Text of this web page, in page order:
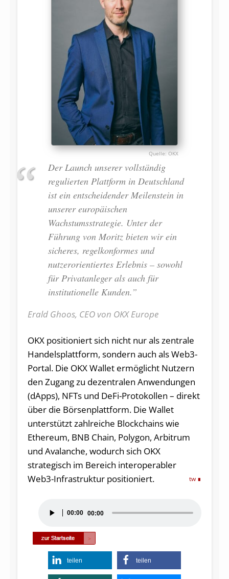
OKX
Der Launch unserer vollständig
regulierten Plattform in Deutschland
ist ein entscheidender Meilenstein in
unserer europäischen
Wachstumsstrategie. Unter der
Führung von Moritz bieten wir ein
sicheres, regelkonformes und
nutzerorientiertes Erlebnis – sowohl
für Privatanleger als auch für
institutionelle Kunden.”
Erald Ghoos, CEO von OKX Europe
OKX positioniert sich nicht nur als zentrale
Handelsplattform, sondern auch als Web3-
Portal. Die OKX Wallet ermöglicht Nutzern
den Zugang zu dezentralen Anwendungen
(dApps), NFTs und DeFi-Protokollen – direkt
über die Börsenplattform. Die Wallet
unterstützt zahlreiche Blockchains wie
Ethereum, BNB Chain, Polygon, Arbitrum
und Avalanche, wodurch sich OKX
strategisch im Bereich interoperabler
Web3-Infrastruktur positioniert.
tw
Player
00:00 00:00
teilen teilen